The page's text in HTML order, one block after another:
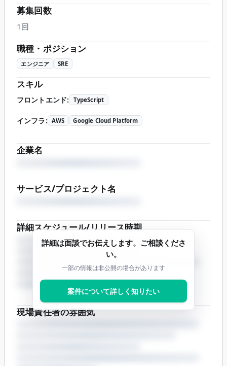
募集回数
1回
職種・ポジション
エンジニア SRE
スキル
フロントエンド: TypeScript
インフラ: AWS Google Cloud Platform
企業名
サービス/プロジェクト名
詳細スケジュール/リリース時期
現場責任者の雰囲気
詳細は面談でお伝えします。ご相談くださ
い。
一部の情報は非公開の場合があります
案件について詳しく知りたい